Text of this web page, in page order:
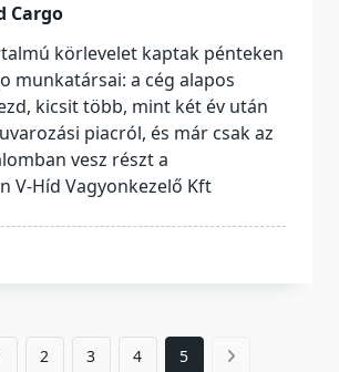
Cargo
körlevelet kaptak pénteken
munkatársai: a cég alapos
kicsit több, mint két év után
piacról, és már csak az
vesz részt a
V-Híd Vagyonkezelő Kft
2 3 4 5